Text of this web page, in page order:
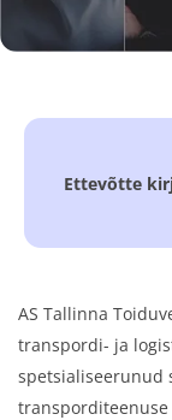
Ettevõtte
AS Tallinna
transpordi- ja
spetsialiseerunud